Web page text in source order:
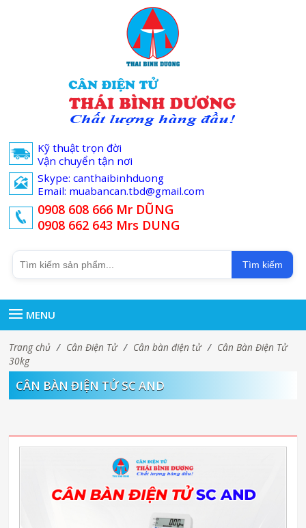
Kỹ thuật trọn đời
Vận chuyển tận nơi
Skype: canthaibinhduong
Email: muabancan.tbd@gmail.com
0908 608 666 Mr DŨNG
0908 662 643 Mrs DUNG
Tìm kiếm
MENU
Trang chủ / Cân Điện Tử / Cân bàn điện tử / Cân Bàn Điện Tử
30kg
CÂN BÀN ĐIỆN TỬ SC AND